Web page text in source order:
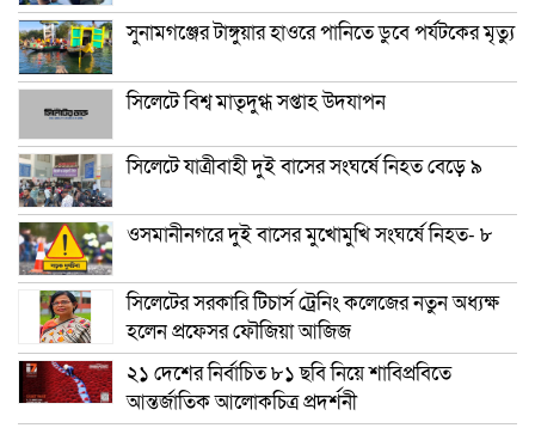
সুনামগঞ্জের টাঙ্গুয়ার হাওরে পানিতে ডুবে পর্যটকের মৃত্যু
সিলেটে বিশ্ব মাতৃদুগ্ধ সপ্তাহ উদযাপন
সিলেটে যাত্রীবাহী দুই বাসের সংঘর্ষে নিহত বেড়ে ৯
ওসমানীনগরে দুই বাসের মুখোমুখি সংঘর্ষে নিহত- ৮
সিলেটের সরকারি টিচার্স ট্রেনিং কলেজের নতুন অধ্যক্ষ
হলেন প্রফেসর ফৌজিয়া আজিজ
২১ দেশের নির্বাচিত ৮১ ছবি নিয়ে শাবিপ্রবিতে
আন্তর্জাতিক আলোকচিত্র প্রদর্শনী